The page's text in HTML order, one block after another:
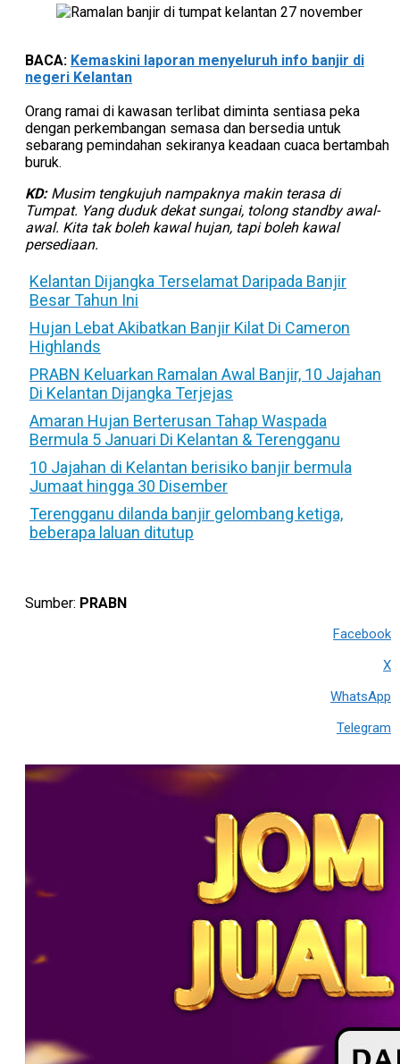
BACA: Kemaskini laporan menyeluruh info banjir di
negeri Kelantan
Orang ramai di kawasan terlibat diminta sentiasa peka
dengan perkembangan semasa dan bersedia untuk
sebarang pemindahan sekiranya keadaan cuaca bertambah
buruk.
KD:Musim tengkujuh nampaknya makin terasa di
Tumpat. Yang duduk dekat sungai, tolong standby awal-
awal. Kita tak boleh kawal hujan, tapi boleh kawal
persediaan.
Kelantan Dijangka Terselamat Daripada Banjir
Besar Tahun Ini
Hujan Lebat Akibatkan Banjir Kilat Di Cameron
Highlands
PRABN Keluarkan Ramalan Awal Banjir, 10 Jajahan
Di Kelantan Dijangka Terjejas
Amaran Hujan Berterusan Tahap Waspada
Bermula 5 Januari Di Kelantan & Terengganu
10 Jajahan di Kelantan berisiko banjir bermula
Jumaat hingga 30 Disember
Terengganu dilanda banjir gelombang ketiga,
beberapa laluan ditutup
Sumber: PRABN
Facebook
X
WhatsApp
Telegram